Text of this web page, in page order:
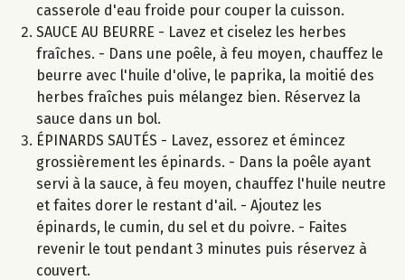
casserole d'eau froide pour couper la cuisson.
SAUCE AU BEURRE - Lavez et ciselez les herbes
fraîches. - Dans une poêle, à feu moyen, chauffez le
beurre avec l'huile d'olive, le paprika, la moitié des
herbes fraîches puis mélangez bien. Réservez la
sauce dans un bol.
ÉPINARDS SAUTÉS - Lavez, essorez et émincez
grossièrement les épinards. - Dans la poêle ayant
servi à la sauce, à feu moyen, chauffez l'huile neutre
et faites dorer le restant d'ail. - Ajoutez les
épinards, le cumin, du sel et du poivre. - Faites
revenir le tout pendant 3 minutes puis réservez à
couvert.